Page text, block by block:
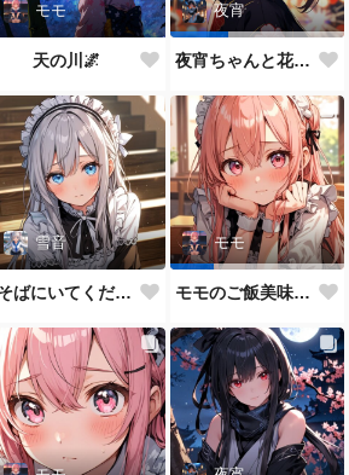
モモ
天の川🌌
夜宵
夜宵ちゃんと花火大会
雪音
そばにいてください♥
モモ
モモのご飯美味しい？